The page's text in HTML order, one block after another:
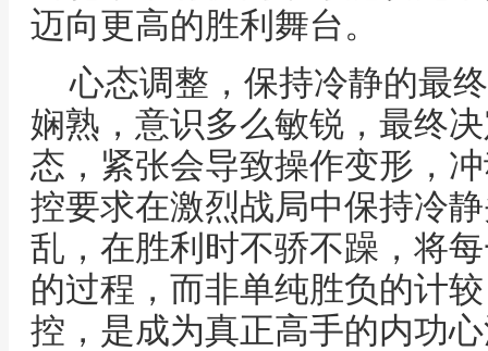
迈向更高的胜利舞台。
心态调整，保持冷静的最
娴熟，意识多么敏锐，最终
态，紧张会导致操作变形，
控要求在激烈战局中保持冷
乱，在胜利时不骄不躁，将
的过程，而非单纯胜负的计
控，是成为真正高手的内功